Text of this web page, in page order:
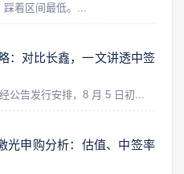
着区间最低。...
：对比长鑫，一文讲透中签
公告发行安排，8 月 5 日初...
光申购分析：估值、中签率